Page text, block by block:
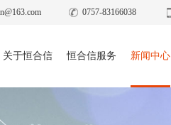
0757-83166038
关于恒合信 恒合信服务 新闻中心